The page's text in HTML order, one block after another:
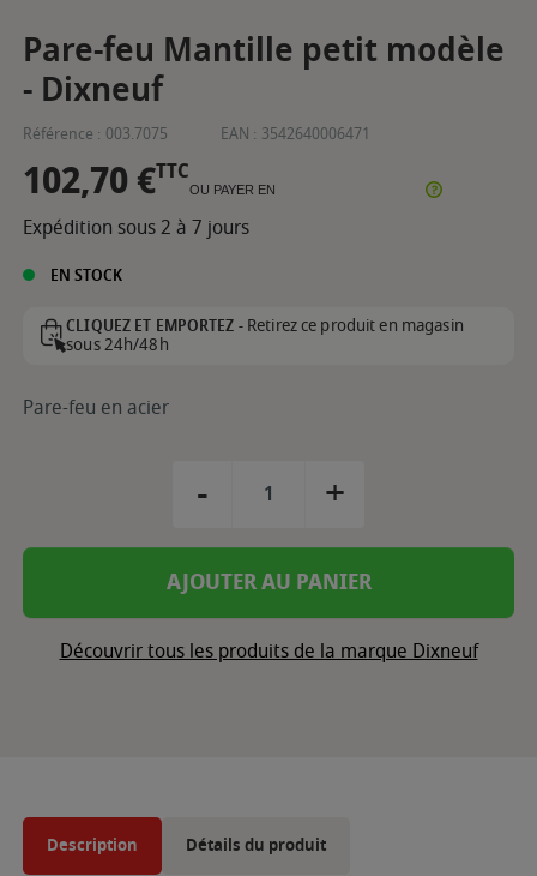
Pare-feu Mantille petit modèle
- Dixneuf
Référence : 003.7075 EAN : 3542640006471
102,70 €TTC
OU PAYER EN
Expédition sous 2 à 7 jours
EN STOCK
CLIQUEZ ET EMPORTEZ -Retirez ce produit en magasin
sous 24h/48h
Pare-feu en acier
- +
AJOUTER AU PANIER
Découvrir tous les produits de la marque Dixneuf
Description Détails du produit